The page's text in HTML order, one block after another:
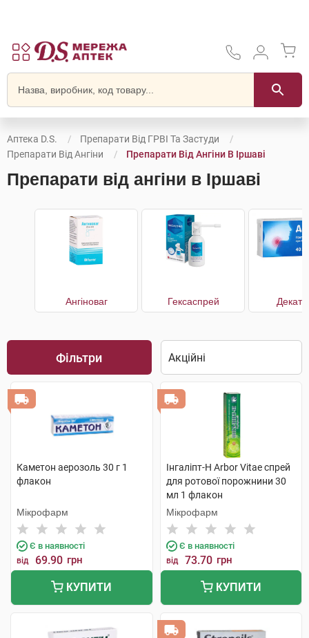
Аптека D.S.
Препарати Від ГРВІ Та Застуди
Препарати Від Ангіни
Препарати Від Ангіни В Іршаві
Препарати від ангіни в Іршаві
Ангіноваг Гексаспрей
Фільтри
Каметон аерозоль 30 г 1
флакон
Мікрофарм
Є в наявності
від 69.90 грн
КУПИТИ
Інгаліпт-Н Arbor Vitae спрей
для ротової порожнини 30
мл 1 флакон
Мікрофарм
Є в наявності
від 73.70 грн
КУПИТИ